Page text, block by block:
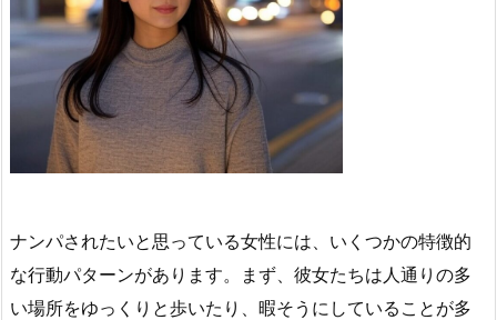
ナンパされたいと思っている女性には、いくつかの特徴的
な行動パターンがあります。まず、彼女たちは人通りの多
い場所をゆっくりと歩いたり、暇そうにしていることが多